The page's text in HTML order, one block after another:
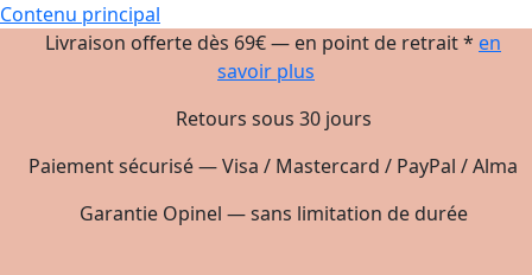
Contenu principal
Livraison offerte dès 69€ — en point de retrait * en
savoir plus
Retours sous 30 jours
Paiement sécurisé — Visa / Mastercard / PayPal / Alma
Garantie Opinel — sans limitation de durée